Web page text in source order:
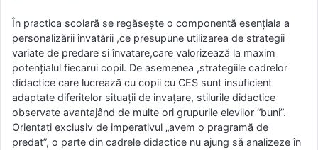
În practica scolară se regăseşte o componentă esenţiala a
personalizării învatării ,ce presupune utilizarea de strategii
variate de predare si învatare,care valorizează la maxim
potenţialul fiecarui copil. De asemenea ,strategiile cadrelor
didactice care lucrează cu copii cu CES sunt insuficient
adaptate diferitelor situaţii de invaţare, stilurile didactice
observate avantajând de multe ori grupurile elevilor “buni”.
Orientaţi exclusiv de imperativul „avem o pragramă de
predat”, o parte din cadrele didactice nu ajung să analizeze în